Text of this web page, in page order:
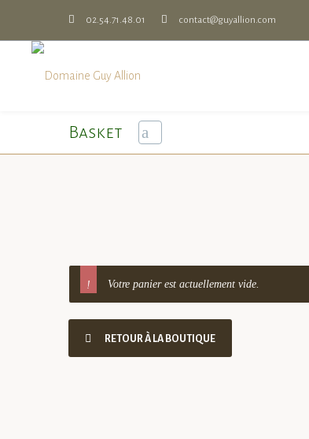
02.54.71.48.01 contact@guyallion.com
Basket
Votre panier est actuellement vide.
RETOUR À LA BOUTIQUE